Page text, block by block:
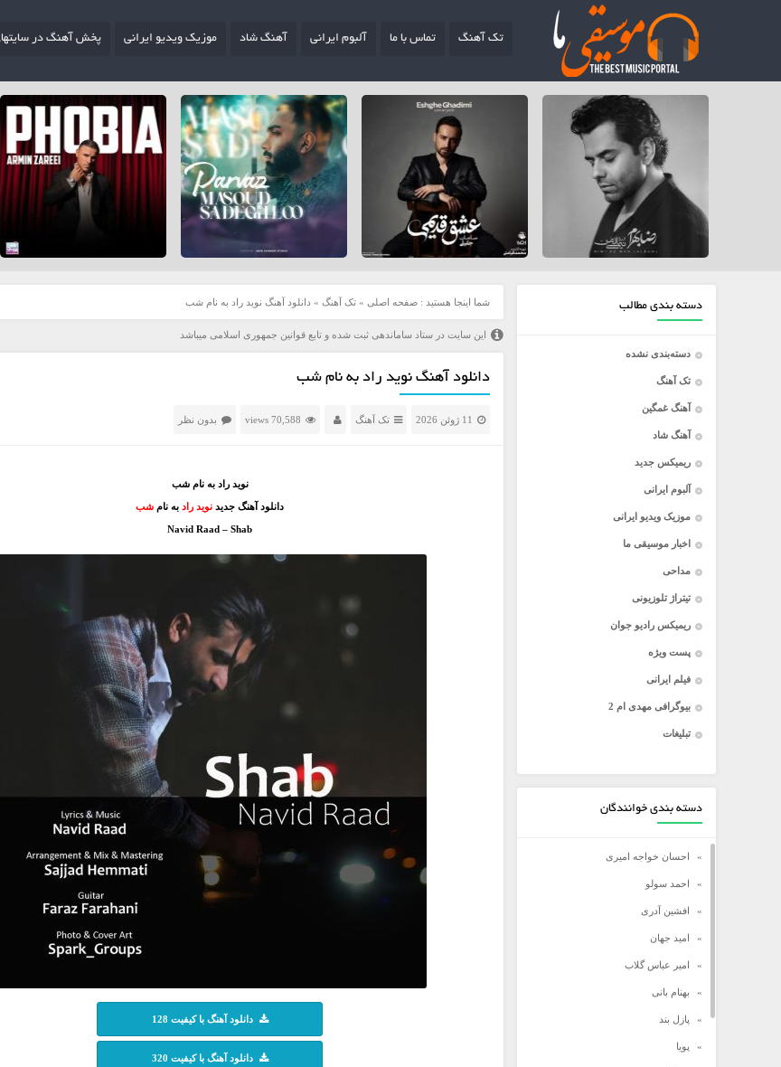
تک آهنگ تماس با ما آلبوم ایرانی آهنگ شاد موزیک ویدیو ایرانی پخش آهنگ در
دسته بندی مطالب
دسته‌بندی نشده
تک آهنگ
آهنگ غمگین
آهنگ شاد
ریمیکس جدید
آلبوم ایرانی
موزیک ویدیو ایرانی
اخبار موسیقی ما
مداحی
تیتراژ تلوزیونی
ریمیکس رادیو جوان
پست ویژه
فیلم ایرانی
بیوگرافی مهدی ام 2
تبلیغات
دسته بندی خوانندگان
احسان خواجه امیری
احمد سولو
افشین آدری
امید جهان
امیر عباس گلاب
بهنام بانی
پازل بند
پویا
شما اینجا هستید : صفحه اصلی » تک آهنگ » دانلود آهنگ نوید راد به نام شب
این سایت در ستاد ساماندهی ثبت شده و تابع قوانین جمهوری اسلامی میباشد
دانلود آهنگ نوید راد به نام شب
11 ژوئن 2026 تک آهنگ 70,588 views بدون نظر
نوید راد به نام شب
دانلود آهنگ جدید نوید راد به نام شب
Navid Raad – Shab
دانلود آهنگ با کیفیت 128
دانلود آهنگ با کیفیت 320